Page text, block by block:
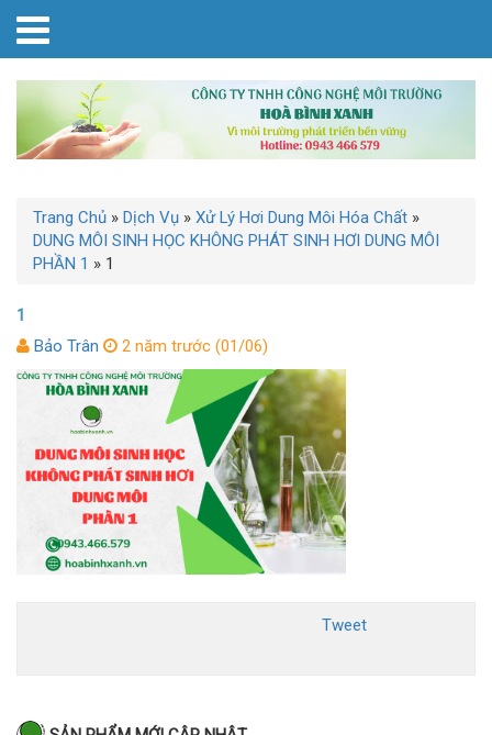
Trang Chủ » Dịch Vụ » Xử Lý Hơi Dung Môi Hóa Chất »
DUNG MÔI SINH HỌC KHÔNG PHÁT SINH HƠI DUNG MÔI
PHẦN 1 » 1
1
Bảo Trân
2 năm trước (01/06)
Tweet